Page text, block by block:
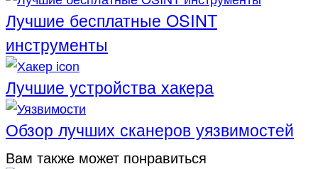
Лучшие бесплатные OSINT
инструменты
Лучшие устройства хакера
Обзор лучших сканеров уязвимостей
Вам также может понравиться